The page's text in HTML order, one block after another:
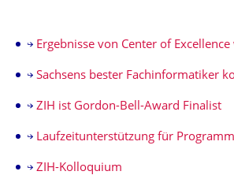
Ergebnisse von Center of
Sachsens bester Fachinformatiker
ZIH ist Gordon-Bell-Award Finalist
Laufzeitunterstützung für
ZIH-Kolloquium